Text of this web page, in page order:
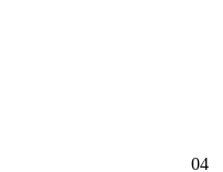
04